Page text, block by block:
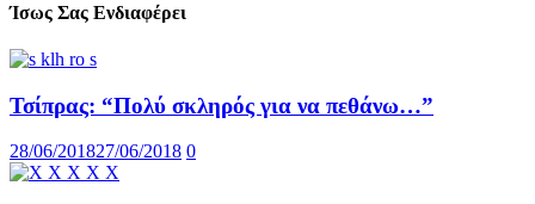
Ίσως Σας Ενδιαφέρει
Τσίπρας: “Πολύ σκληρός για να πεθάνω…”
28/06/201827/06/2018 0